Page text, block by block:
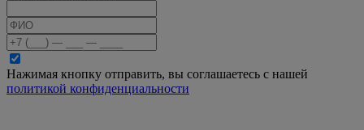
Нажимая кнопку отправить, вы соглашаетесь с нашей
политикой конфиденциальности